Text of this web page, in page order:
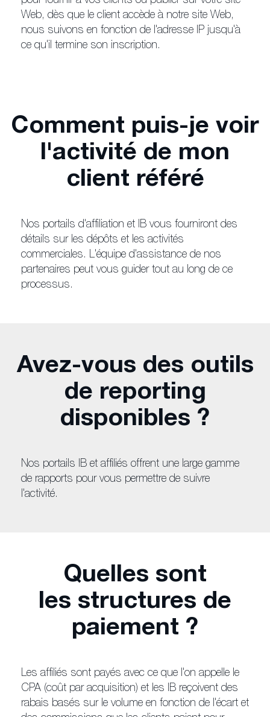
Web, dès que le client accède à notre site Web,
nous suivons en fonction de l'adresse IP jusqu'à
ce qu'il termine son inscription.
Comment puis-je voir
l'activité de mon
client référé
Nos portails d'affiliation et IB vous fourniront des
détails sur les dépôts et les activités
commerciales. L'équipe d'assistance de nos
partenaires peut vous guider tout au long de ce
processus.
Avez-vous des outils
de reporting
disponibles ?
Nos portails IB et affiliés offrent une large gamme
de rapports pour vous permettre de suivre
l'activité.
Quelles sont
les structures de
paiement ?
Les affiliés sont payés avec ce que l'on appelle le
CPA (coût par acquisition) et les IB reçoivent des
rabais basés sur le volume en fonction de l'écart et